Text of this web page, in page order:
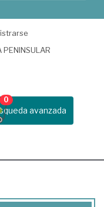
PENINSULAR
avanzada
0